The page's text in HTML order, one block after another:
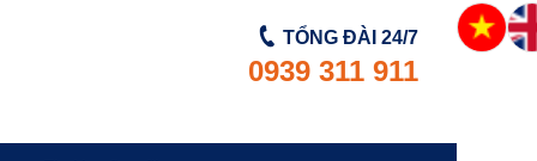
TỔNG ĐÀI 24/7
0939 311 911